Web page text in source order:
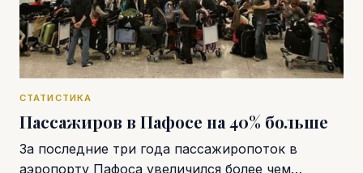
СТАТИСТИКА
Пассажиров в Пафосе на 40% больше
За последние три года пассажиропоток в
аэропорту Пафоса увеличился более чем…